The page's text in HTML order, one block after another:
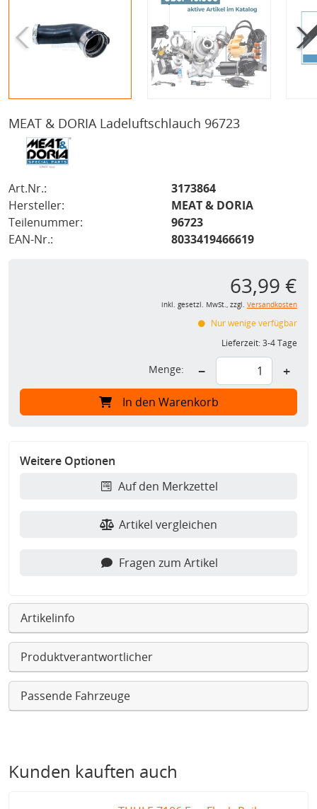
MEAT & DORIA Ladeluftschlauch 96723
Art.Nr.:
3173864
Hersteller:
MEAT & DORIA
Teilenummer:
96723
EAN-Nr.:
8033419466619
63,99 €
inkl. gesetzl. MwSt., zzgl. Versandkosten
Nur wenige verfügbar
Lieferzeit:3-4 Tage
Menge: − +
In den Warenkorb
Weitere Optionen
Auf den Merkzettel
Artikel vergleichen
Fragen zum Artikel
Artikelinfo
Produktverantwortlicher
Passende Fahrzeuge
Kunden kauften auch